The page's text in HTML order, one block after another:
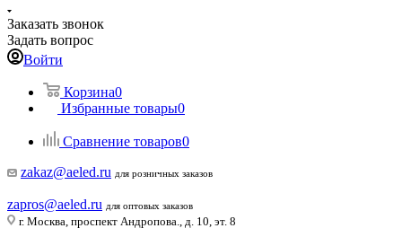
Заказать звонок
Задать вопрос
Войти
Корзина0
Избранные товары0
Сравнение товаров0
zakaz@aeled.ru для розничных заказов
zapros@aeled.ru для оптовых заказов
г. Москва, проспект Андропова., д. 10, эт. 8